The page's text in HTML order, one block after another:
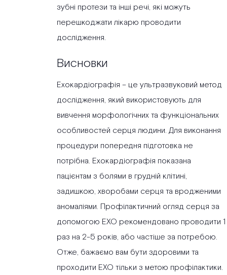
зубні протези та інші речі, які можуть
перешкоджати лікарю проводити
дослідження.
Висновки
Ехокардіографія – це ультразвуковий метод
дослідження, який використовують для
вивчення морфологічних та функціональних
особливостей серця людини. Для виконання
процедури попередня підготовка не
потрібна. Ехокардіографія показана
пацієнтам з болями в грудній клітині,
задишкою, хворобами серця та вродженими
аномаліями. Профілактичний огляд серця за
допомогою ЕХО рекомендовано проводити 1
раз на 2-5 років, або частіше за потребою.
Отже, бажаємо вам бути здоровими та
проходити ЕХО тільки з метою профілактики.